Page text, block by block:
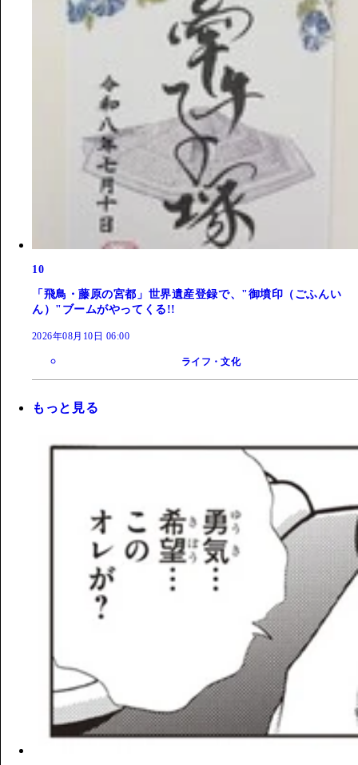
10
「飛鳥・藤原の宮都」世界遺産登録で、"御墳印（ごふんい
ん）"ブームがやってくる!!
2026年08月10日 06:00
ライフ・文化
もっと見る